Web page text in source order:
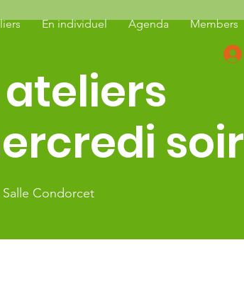
En individuel Agenda Members
soir
Condorcet